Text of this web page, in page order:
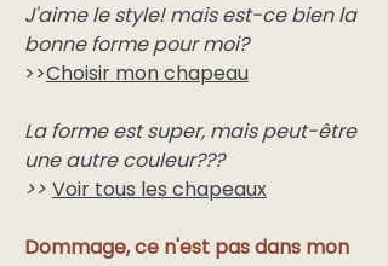
J'aime le style! mais est-ce bien la
bonne forme pour moi?
>>Choisir mon chapeau
La forme est super, mais peut-être
une autre couleur???
>> Voir tous les chapeaux
Dommage, ce n'est pas dans mon